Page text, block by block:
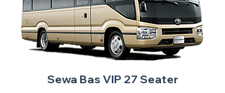
Sewa Bas VIP 27 Seater